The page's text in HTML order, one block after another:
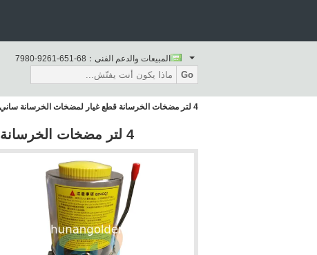
المبيعات والدعم الفنى： 86-156-1629-0897
Go
4 لتر مضخات الخرسانة قطع غيار لمضخات الخرسانة ساني زومليون 60176255
4 لتر مضخات الخرسانة قطع غيار لمضخات الخرسانة ساني زومليون 60176255